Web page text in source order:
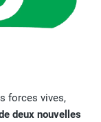
forces vives,
deux nouvelles